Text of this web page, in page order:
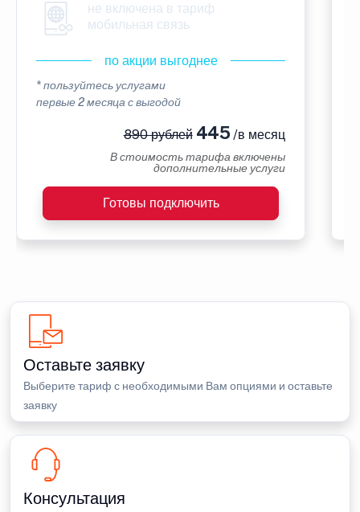
не включена в тариф
мобильная связь
по акции выгоднее
* пользуйтесь услугами
первые 2 месяца с выгодой
890 рублей445 /в месяц
В стоимость тарифа включены
дополнительные услуги
Готовы подключить
Оставьте заявку
Выберите тариф с необходимыми Вам опциями и оставьте
заявку
Консультация